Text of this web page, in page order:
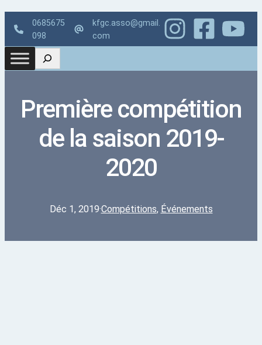
0685675
098
kfgc.asso@gmail.
com
Première compétition
de la saison 2019-
2020
Déc 1, 2019·Compétitions, Événements